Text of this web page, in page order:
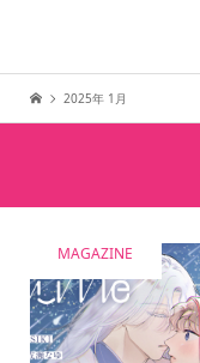
2025年 1月
MAGAZINE